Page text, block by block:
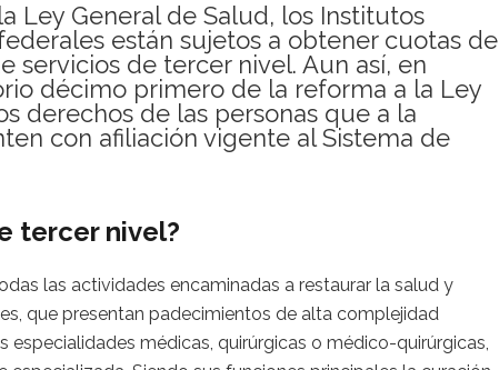
Ley General de Salud, los Institutos
están sujetos a obtener cuotas de
servicios de tercer nivel. Aun así, en
décimo primero de la reforma a la Ley
derechos de las personas que a la
con afiliación vigente al Sistema de
tercer nivel?
las actividades encaminadas a restaurar la salud y
que presentan padecimientos de alta complejidad
médicas, quirúrgicas o médico-quirúrgicas,